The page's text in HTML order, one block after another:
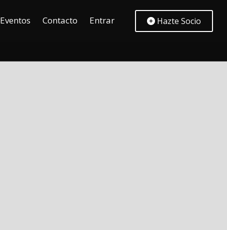
Eventos Contacto Entrar Hazte Socio